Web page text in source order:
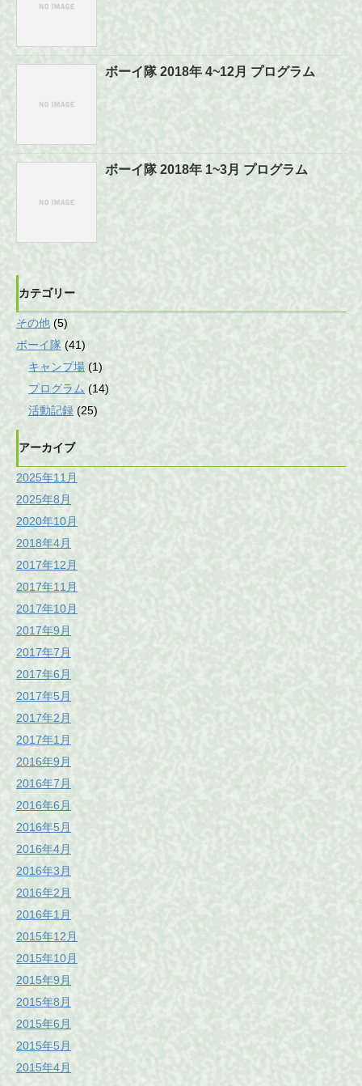
ボーイ隊 2018年 4~12月 プログラム
ボーイ隊 2018年 1~3月 プログラム
カテゴリー
その他 (5)
ボーイ隊 (41)
キャンプ場 (1)
プログラム (14)
活動記録 (25)
アーカイブ
2025年11月
2025年8月
2020年10月
2018年4月
2017年12月
2017年11月
2017年10月
2017年9月
2017年7月
2017年6月
2017年5月
2017年2月
2017年1月
2016年9月
2016年7月
2016年6月
2016年5月
2016年4月
2016年3月
2016年2月
2016年1月
2015年12月
2015年10月
2015年9月
2015年8月
2015年6月
2015年5月
2015年4月